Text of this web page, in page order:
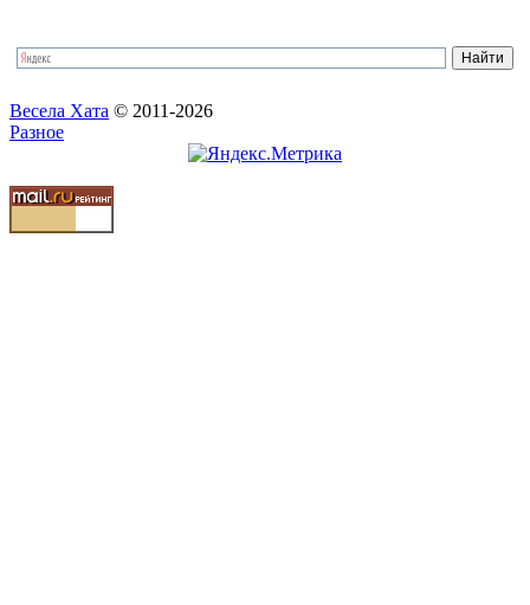
Весела Хата © 2011-2026
Разное